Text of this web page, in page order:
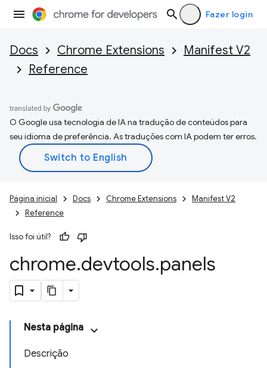
Fazer login
Docs Chrome Extensions
Manifest V2
Reference
O Google usa tecnologia de IA na tradução de conteúdos para
seu idioma de preferência. As traduções com IA podem ter erros.
Página inicial Docs Chrome Extensions
Manifest V2
Reference
Isso foi útil?
chrome.devtools.panels
Nesta página
Descrição